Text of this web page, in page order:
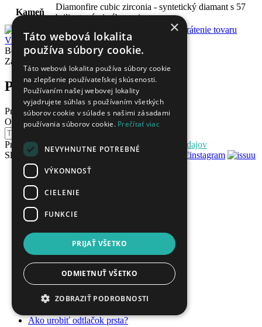
Kameň
Diamonfire cubic zirconia - syntetický diamant s 57
briliantovými zábrusmi
Vrátenie tovaru
Bol dosiahnutý maximálny počet obrázkov
Zavrieť
Podobné produkty
Predchádzajúci Ďalší
Odoberajte naše novinky
Prihlásením súhlasíte sospracovaním osobných údajov
Sledujte nás
topsperk.sk
O nás
Kontakt
Obchodné podmienky
Ochrana osobných údajov
Veľkoobchod
O šperkoch
Značky
Gravírovanie šperkov
Ako urobiť odtlačok prsta?
×
Táto webová lokalita
používa súbory cookie.
Táto webová lokalita používa súbory cookie
na zlepšenie používateľskej skúsenosti.
Používaním našej webovej lokality
vyjadrujete súhlas s používaním všetkých
súborov cookie v súlade s našimi zásadami
používania súborov cookie. Prečítať viac
NEVYHNUTNE POTREBNÉ
VÝKONNOSŤ
CIELENIE
FUNKCIE
PRIJAŤ VŠETKO
ODMIETNUŤ VŠETKO
ZOBRAZIŤ PODROBNOSTI